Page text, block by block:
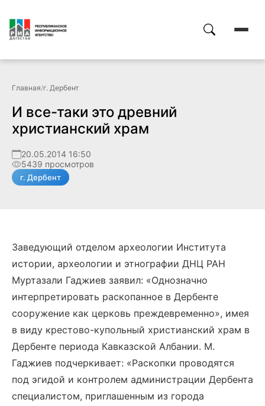
Главная/г. Дербент
И все-таки это древний
христианский храм
20.05.2014 16:50
5439 просмотров
г. Дербент
Заведующий отделом археологии Института
истории, археологии и этнографии ДНЦ РАН
Муртазали Гаджиев заявил: «Однозначно
интерпретировать раскопанное в Дербенте
сооружение как церковь преждевременно», имея
в виду крестово-купольный христианский храм в
Дербенте периода Кавказской Албании. М.
Гаджиев подчеркивает: «Раскопки проводятся
под эгидой и контролем администрации Дербента
специалистом, приглашенным из города